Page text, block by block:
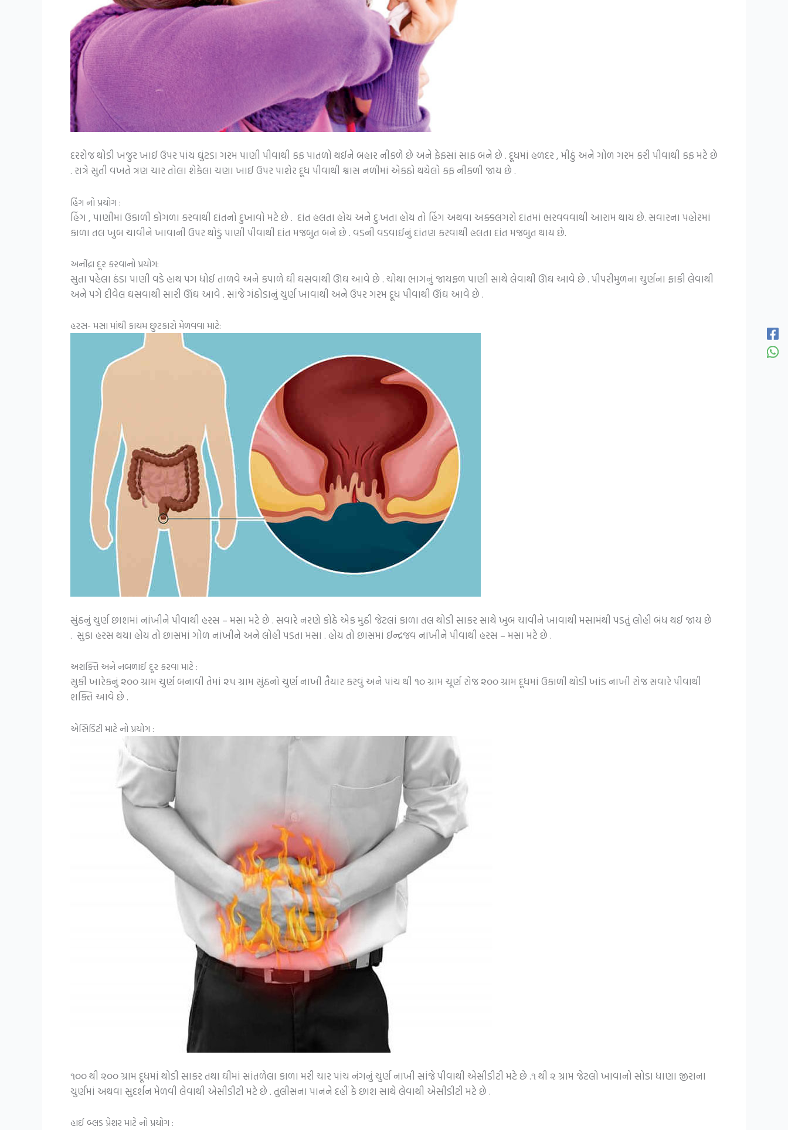
દરરોજ થોડી ખજુર ખાઈ ઉપર પાંચ ઘુંટડા ગરમ પાણી પીવાથી કફ પાતળો થઈને બહાર નીકળે છે અને ફેફસાં સાફ બને છે . દૂધમાં હળદર , મીઠું અને ગોળ ગરમ કરી પીવાથી કફ મટે છે
. રાત્રે સુતી વખતે ત્રણ ચાર તોલા શેકેલા ચણા ખાઈ ઉપર પાશેર દૂધ પીવાથી શ્વાસ નળીમાં એકઠો થયેલો કફ નીકળી જાય છે .
હિંગ નો પ્રયોગ :
હિંગ , પાણીમાં ઉકાળી કોગળા કરવાથી દાંતનો દુખાવો મટે છે . દાંત હલતા હોય અને દુઃખતા હોય તો હિંગ અથવા અક્કલગરો દાંતમાં ભરવવવાથી આરામ થાય છે. સવારના પહોરમાં
કાળા તલ ખુબ ચાવીને ખાવાની ઉપર થોડું પાણી પીવાથી દાંત મજબુત બને છે . વડની વડવાઈનું દાંતણ કરવાથી હલતા દાંત મજબુત થાય છે.
અનીંદ્રા દૂર કરવાનો પ્રયોગ:
સુતા પહેલા ઠંડા પાણી વડે હાથ પગ ધોઈ તાળવે અને કપાળે ઘી ઘસવાથી ઊંઘ આવે છે . ચોથા ભાગનું જાયફળ પાણી સાથે લેવાથી ઊંઘ આવે છે . પીપરીમુળના ચુર્ણના ફાકી લેવાથી
અને પગે દીવેલ ઘસવાથી સારી ઊંઘ આવે . સાંજે ગંઠોડાનું ચુર્ણ ખાવાથી અને ઉપર ગરમ દૂધ પીવાથી ઊંઘ આવે છે .
હરસ- મસા માંથી કાયમ છુટકારો મેળવવા માટે:
સુંઠનું ચુર્ણ છાશમાં નાંખીને પીવાથી હરસ – મસા મટે છે . સવારે નરણે કોઠે એક મુઠી જેટલાં કાળા તલ થોડી સાકર સાથે ખુબ ચાવીને ખાવાથી મસામંથી પડતું લોહી બંધ થઈ જાય છે
. સુકા હરસ થયા હોય તો છાસમાં ગોળ નાંખીને અને લોહી પડતા મસા . હોય તો છાસમાં ઈન્દ્રજવ નાંખીને પીવાથી હરસ – મસા મટે છે .
અશક્તિ અને નબળાઈ દૂર કરવા માટે :
સુકી ખારેકનું ૨૦૦ ગ્રામ ચુર્ણ બનાવી તેમાં ૨૫ ગ્રામ સુંઠનો ચુર્ણ નાખી તૈયાર કરવું અને પાંચ થી ૧૦ ગ્રામ ચૂર્ણ રોજ ૨૦૦ ગ્રામ દૂધમાં ઉકાળી થોડી ખાંડ નાખી રોજ સવારે પીવાથી
શક્તિ આવે છે .
એસિડિટી માટે નો પ્રયોગ :
૧૦૦ થી ૨૦૦ ગ્રામ દૂધમાં થોડી સાકર તથા ઘીમાં સાંતળેલા કાળા મરી ચાર પાંચ નંગનું ચુર્ણ નાખી સાંજે પીવાથી એસીડીટી મટે છે .૧ થી ૨ ગ્રામ જેટલો ખાવાનો સોડા ધાણા જીરાના
ચુર્ણમાં અથવા સુદર્શન મેળવી લેવાથી એસીડીટી મટે છે . તુલીસના પાનને દહીં કે છાશ સાથે લેવાથી એસીડીટી મટે છે .
હાઈ બ્લડ પ્રેશર માટે નો પ્રયોગ :